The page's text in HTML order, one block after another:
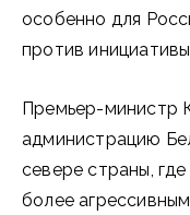
особенно для
против
Премьер-министр
администрацию
севере страны,
более